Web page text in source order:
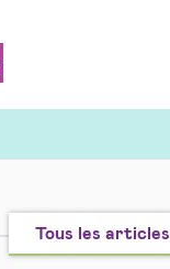
Tous les articles